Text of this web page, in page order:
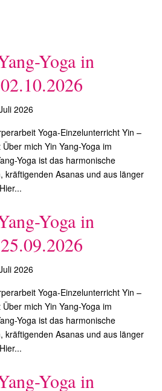
Yoga in
2026
Yoga-Einzelunterricht Yin –
mich Yin Yang-Yoga im
Yoga ist das harmonische
kräftigenden Asanas und aus länger
Yoga in
2026
Yoga-Einzelunterricht Yin –
mich Yin Yang-Yoga im
Yoga ist das harmonische
kräftigenden Asanas und aus länger
Yoga in